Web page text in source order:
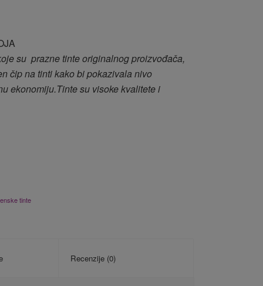
su prazne tinte originalnog proizvođača,
čip na tinti kako bi pokazivala nivo
ekonomiju.Tinte su visoke kvalitete i
tinte
Recenzije (0)